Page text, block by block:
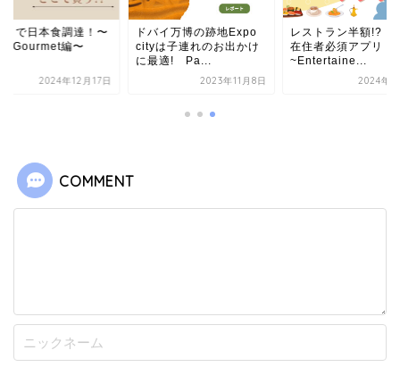
イで日本食調達！〜
Gourmet編〜
2024年12月17日
ドバイ万博の跡地Expo
cityは子連れのお出かけ
に最適! Pa...
2023年11月8日
レストラン半額!? ド
在住者必須アプリ！
~Entertaine...
2024年5
COMMENT